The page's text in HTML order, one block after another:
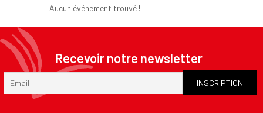
Aucun événement trouvé !
Recevoir notre newsletter